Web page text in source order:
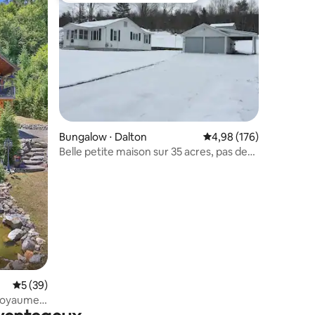
: 4,97 sur 5
Évaluation moyenne sur la base de 39 commentaires : 5 sur 5
5 (39)
Bungalow ⋅ Dalton Évaluation moyenne
4,98 (176)
Belle petite maison sur 35 acres, pas de